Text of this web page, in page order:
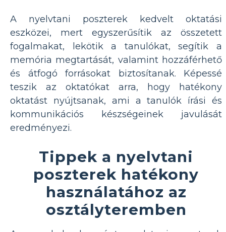
A nyelvtani poszterek kedvelt oktatási
eszközei, mert egyszerűsítik az összetett
fogalmakat, lekötik a tanulókat, segítik a
memória megtartását, valamint hozzáférhető
és átfogó forrásokat biztosítanak. Képessé
teszik az oktatókat arra, hogy hatékony
oktatást nyújtsanak, ami a tanulók írási és
kommunikációs készségeinek javulását
eredményezi.
Tippek a nyelvtani
poszterek hatékony
használatához az
osztályteremben